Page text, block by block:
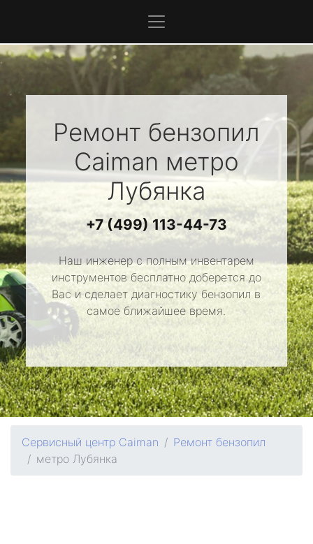
Ремонт бензопил
Caiman метро
Лубянка
+7 (499) 113-44-73
Наш инженер с полным инвентарем
инструментов бесплатно доберется до
Вас и сделает диагностику бензопил в
самое ближайшее время.
Сервисный центр Caiman
Ремонт бензопил
метро Лубянка